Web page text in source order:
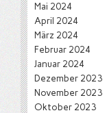
Mai 2024
April 2024
März 2024
Februar 2024
Januar 2024
Dezember 2023
November 2023
Oktober 2023